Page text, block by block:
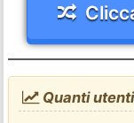
Quanti